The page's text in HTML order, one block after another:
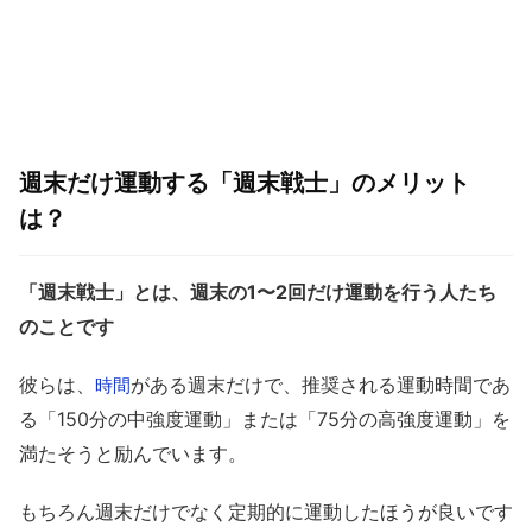
週末だけ運動する「週末戦士」のメリット
は？
「週末戦士」とは、週末の1〜2回だけ運動を行う人たち
のことです
彼らは、 時間がある週末だけで、推奨される運動時間であ
る「150分の中強度運動」または「75分の高強度運動」を
満たそうと励んでいます。
もちろん週末だけでなく定期的に運動したほうが良いです